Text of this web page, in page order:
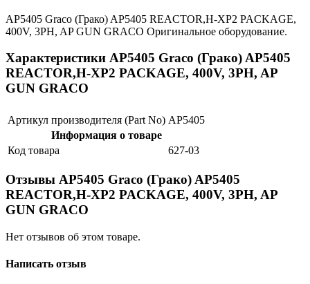
AP5405 Graco (Грако) AP5405 REACTOR,H-XP2 PACKAGE,
400V, 3PH, AP GUN GRACO Оригинальное оборудование.
Характеристики AP5405 Graco (Грако) AP5405
REACTOR,H-XP2 PACKAGE, 400V, 3PH, AP
GUN GRACO
Артикул производителя (Part No) AP5405
Информация о товаре
Код товара
627-03
Отзывы AP5405 Graco (Грако) AP5405
REACTOR,H-XP2 PACKAGE, 400V, 3PH, AP
GUN GRACO
Нет отзывов об этом товаре.
Написать отзыв